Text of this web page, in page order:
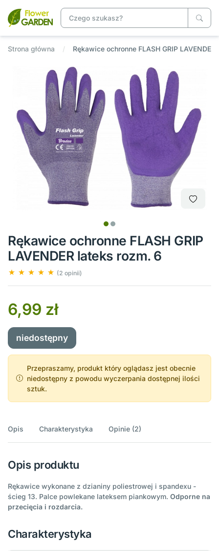
Strona główna Rękawice ochronne FLASH GRIP
Rękawice ochronne FLASH GRIP
LAVENDER lateks rozm. 6
(2 opinii)
6,99 zł
niedostępny
Przepraszamy, produkt który oglądasz jest obecnie
niedostępny z powodu wyczerpania dostępnej ilości
sztuk.
Opis Charakterystyka Opinie (2)
Opis produktu
Rękawice wykonane z dzianiny poliestrowej i spandexu -
ścieg 13. Palce powlekane lateksem piankowym. Odporne na
przecięcia i rozdarcia.
Charakterystyka